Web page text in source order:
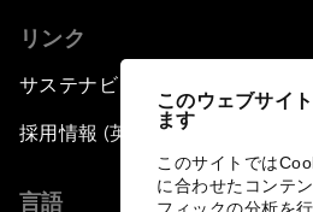
このウェブサイ
ます
このサイトでは
に合わせたコンテ
リンク
サステナビリティへの取り組み
採用情報 (英語のみ)
言語